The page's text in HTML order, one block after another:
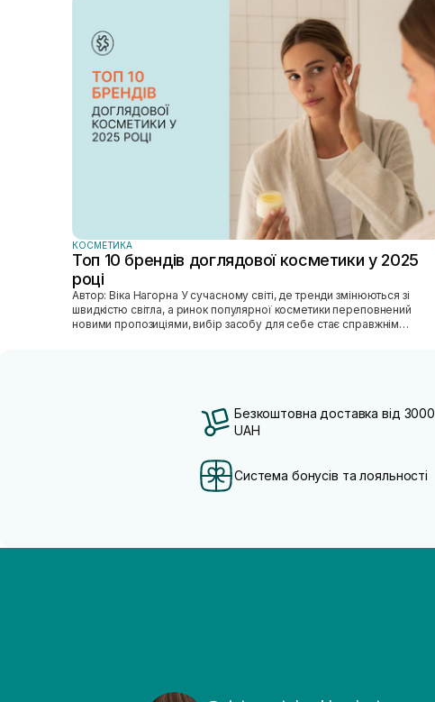
КОСМЕТИКА
Топ 10 брендів доглядової косметики у 2025
році
Автор: Віка Нагорна У сучасному світі, де тренди змінюються зі
швидкістю світла, а ринок популярної косметики переповнений
новими пропозиціями, вибір засобу для себе стає справжнім
Безкоштовна доставка від 3000
UAH
Система бонусів та лояльності